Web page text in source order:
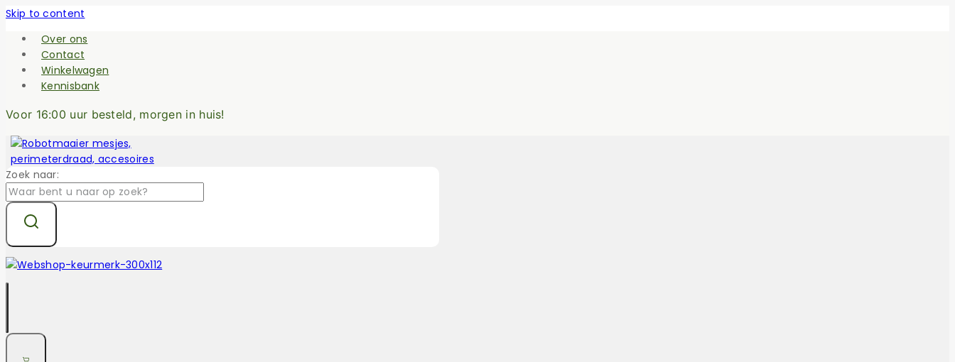
Skip to content
Over ons
Contact
Winkelwagen
Kennisbank
Voor 16:00 uur besteld, morgen in huis!
Zoek naar: